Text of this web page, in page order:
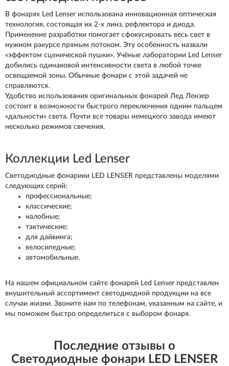
В фонарях Led Lenser использована инновационная оптическая
технология, состоящая их 2-х линз, рефлектора и диода.
Применение разработки помогает сфокусировать весь свет в
нужном ракурсе прямым потоком. Эту особенность назвали
«эффектом сценической пушки». Учёные лаборатории Led Lenser
добились одинаковой интенсивности света в любой точке
освещаемой зоны. Обычные фонари с этой задачей не
справляются.
Удобство использования оригинальных фонарей Лед Лензер
состоит в возможности быстрого переключения одним пальцем
«дальности» света. Почти все товары немецкого завода имеют
несколько режимов свечения.
Коллекции Led Lenser
Светодиодные фонарики LED LENSER представлены моделями
следующих серий:
профессиональные;
классические;
налобные;
тактические;
для дайвинга;
велосипедные;
автомобильные.
На нашем официальном сайте фонарей Led Lenser представлен
внушительный ассортимент светодиодной продукции на все
случаи жизни. Звоните нам по телефонам, указанным на сайте, и
мы поможем быстро определиться с выбором фонаря.
Последние отзывы о
Светодиодные фонари LED LENSER